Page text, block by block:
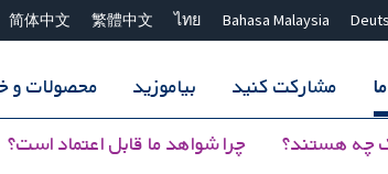
Bahasa Malaysia
ไทย
繁體中文
简体中文
چه هستند؟ چرا شواهد ما قابل اعتماد است؟
مشارکت کنید بیاموزید محصولات و